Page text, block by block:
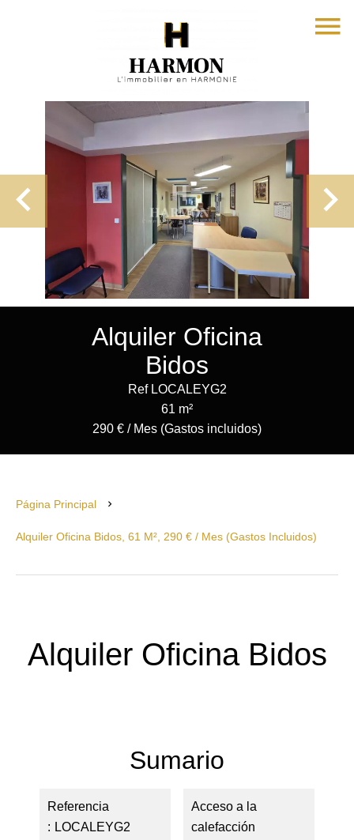
Alquiler Oficina
Bidos
Ref LOCALEYG2
61 m²
290 € / Mes (Gastos incluidos)
Página Principal
Alquiler Oficina Bidos, 61 M², 290 € / Mes (Gastos Incluidos)
Alquiler Oficina Bidos
Sumario
Referencia
LOCALEYG2
Acceso a la
calefacción